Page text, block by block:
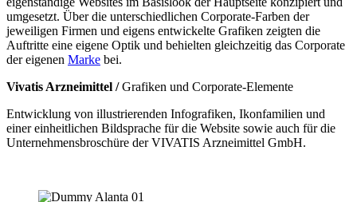
umgesetzt. Über die unterschiedlichen Corporate-Farben der
jeweiligen Firmen und eigens entwickelte Grafiken zeigten die
Auftritte eine eigene Optik und behielten gleichzeitig das Corporate
der eigenen Marke bei.
Vivatis Arzneimittel /Grafiken und Corporate-Elemente
Entwicklung von illustrierenden Infografiken, Ikonfamilien und
einer einheitlichen Bildsprache für die Website sowie auch für die
Unternehmensbroschüre der VIVATIS Arzneimittel GmbH.